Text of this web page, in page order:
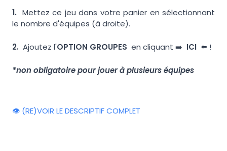
1. Mettez ce jeu dans votre panier en sélectionnant
le nombre d'équipes (à droite).
2. Ajoutez l'OPTION GROUPES en cliquant ➡️ ICI ⬅️ !
*non obligatoire pour jouer à plusieurs équipes
👁️ (RE)VOIR LE DESCRIPTIF COMPLET